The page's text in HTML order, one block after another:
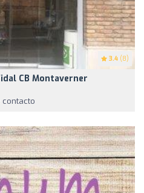
3.4 (8)
CB Montaverner